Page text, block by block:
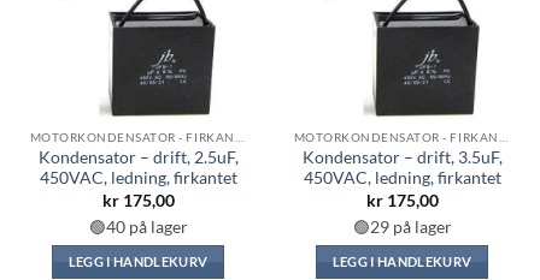
MOTORKONDENSATOR - FIRKANTET
Kondensator – drift, 2.5uF,
450VAC, ledning, firkantet
kr175,00
🟢40 på lager
LEGG I HANDLEKURV
MOTORKONDENSATOR - FIRKANTET
Kondensator – drift, 3.5uF,
450VAC, ledning, firkantet
kr175,00
🟢29 på lager
LEGG I HANDLEKURV